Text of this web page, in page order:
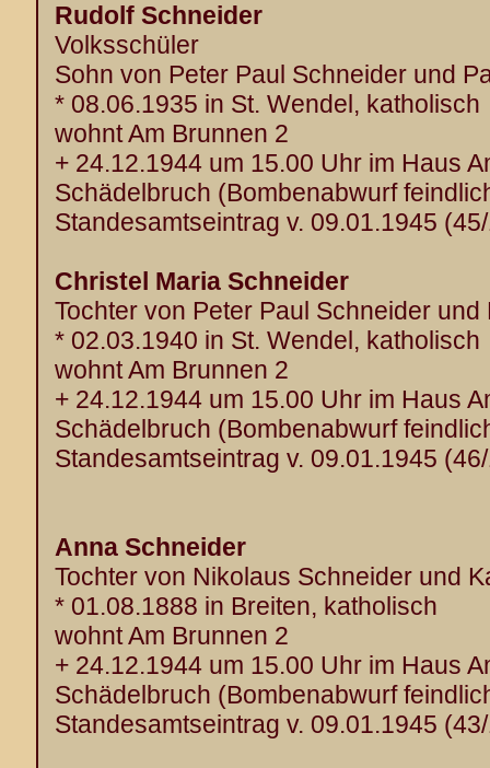
Rudolf Schneider
Volksschüler
Sohn von Peter Paul Schneider und
* 08.06.1935 in St. Wendel, katholisch
wohnt Am Brunnen 2
+ 24.12.1944 um 15.00 Uhr im Haus
Schädelbruch (Bombenabwurf
Standesamtseintrag v. 09.01.1945
Christel Maria Schneider
Tochter von Peter Paul Schneider und
* 02.03.1940 in St. Wendel, katholisch
wohnt Am Brunnen 2
+ 24.12.1944 um 15.00 Uhr im Haus
Schädelbruch (Bombenabwurf
Standesamtseintrag v. 09.01.1945
Anna Schneider
Tochter von Nikolaus Schneider und
* 01.08.1888 in Breiten, katholisch
wohnt Am Brunnen 2
+ 24.12.1944 um 15.00 Uhr im Haus
Schädelbruch (Bombenabwurf
Standesamtseintrag v. 09.01.1945